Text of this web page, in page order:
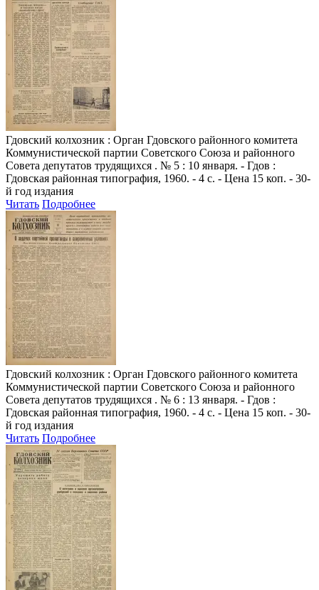
Гдовский колхозник : Орган Гдовского районного комитета
Коммунистической партии Советского Союза и районного
Совета депутатов трудящихся . № 5 : 10 января. - Гдов :
Гдовская районная типография, 1960. - 4 с. - Цена 15 коп. - 30-
й год издания
Читать Подробнее
Гдовский колхозник : Орган Гдовского районного комитета
Коммунистической партии Советского Союза и районного
Совета депутатов трудящихся . № 6 : 13 января. - Гдов :
Гдовская районная типография, 1960. - 4 с. - Цена 15 коп. - 30-
й год издания
Читать Подробнее